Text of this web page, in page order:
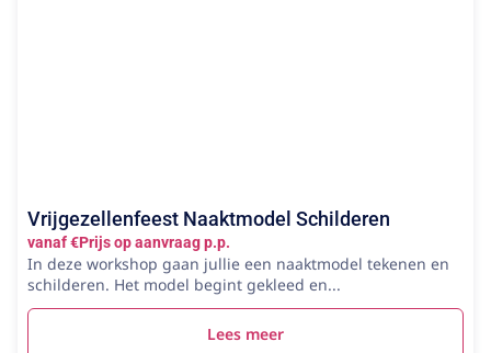
Vrijgezellenfeest Naaktmodel Schilderen
vanaf €Prijs op aanvraag p.p.
In deze workshop gaan jullie een naaktmodel tekenen en
schilderen. Het model begint gekleed en...
Lees meer